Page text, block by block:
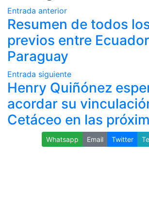
Entrada anterior
Resumen de todos
previos entre
Paraguay
Entrada siguiente
Henry Quiñónez
acordar su
Cetáceo en las
Whatsapp Email Twitter